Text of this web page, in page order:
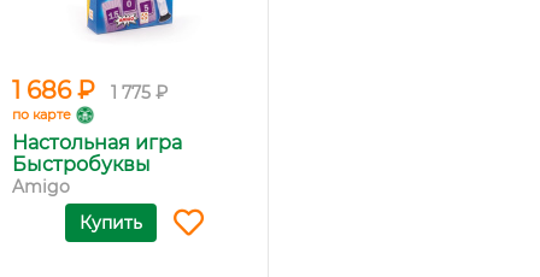
1 686 ₽ 1 775 ₽
по карте
Настольная игра
Быстробуквы
Amigo
Купить